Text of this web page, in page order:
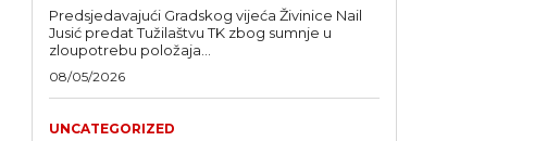
Predsjedavajući Gradskog vijeća Živinice Nail
Jusić predat Tužilaštvu TK zbog sumnje u
zloupotrebu položaja...
08/05/2026
UNCATEGORIZED